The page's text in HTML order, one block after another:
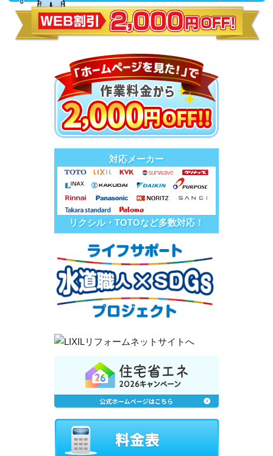
対応メーカー
リクシル・TOTOなど多数対応！